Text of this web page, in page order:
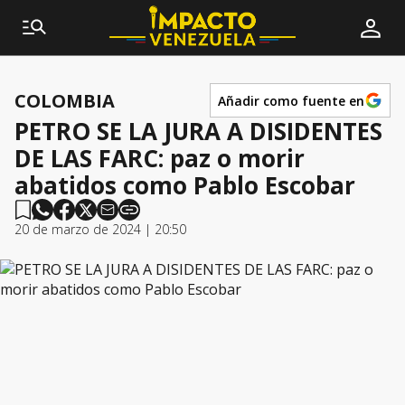
COLOMBIA Añadir como fuente en
PETRO SE LA JURA A DISIDENTES
DE LAS FARC: paz o morir
abatidos como Pablo Escobar
20 de marzo de 2024 | 20:50